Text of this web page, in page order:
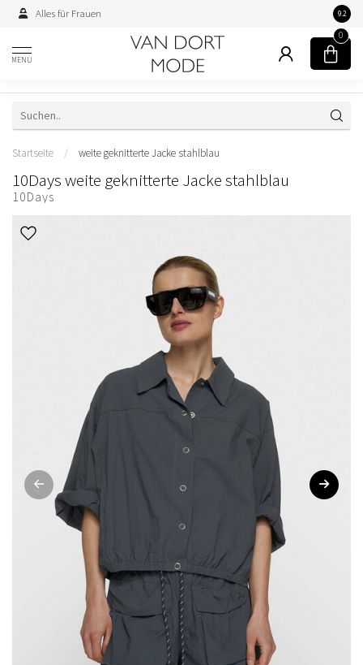
Alles für Frauen 9.2
MENU
0
Startseite / weite geknitterte Jacke stahlblau
10Days weite geknitterte Jacke stahlblau
10Days